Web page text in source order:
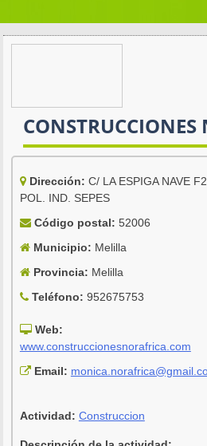
CONSTRUCCIONES
Dirección: C/ LA ESPIGA NAVE F2
POL. IND. SEPES
Código postal: 52006
Municipio: Melilla
Provincia: Melilla
Teléfono: 952675753
Web:
www.construccionesnorafrica.com
Email:
Actividad: Construccion